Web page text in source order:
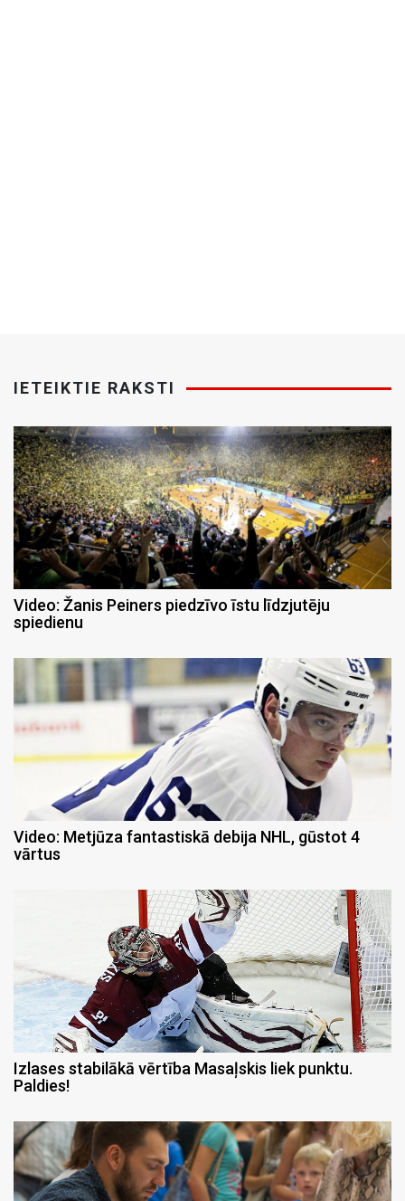
IETEIKTIE RAKSTI
Video: Žanis Peiners piedzīvo īstu līdzjutēju
spiedienu
Video: Metjūza fantastiskā debija NHL, gūstot 4
vārtus
Izlases stabilākā vērtība Masaļskis liek punktu.
Paldies!